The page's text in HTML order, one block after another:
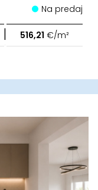
Na predaj
| 516,21 €/m²